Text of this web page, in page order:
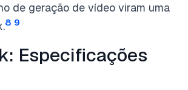
de geração de vídeo viram uma
8 9
Especificações